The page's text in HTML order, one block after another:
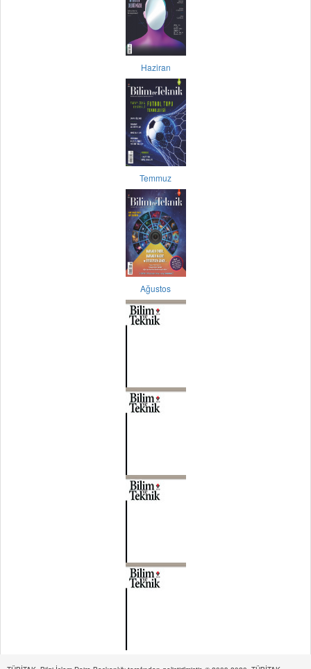
Haziran
Temmuz
Ağustos